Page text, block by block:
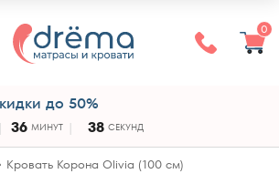
0
до 50%
36 МИНУТ 38 СЕКУНД
Кровать Корона Olivia (100 см)